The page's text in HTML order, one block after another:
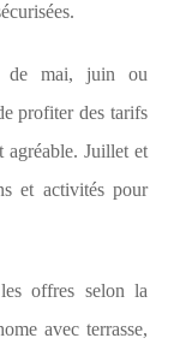
de mai, juin ou
profiter des tarifs
agréable. Juillet et
et activités pour
offres selon la
avec terrasse,